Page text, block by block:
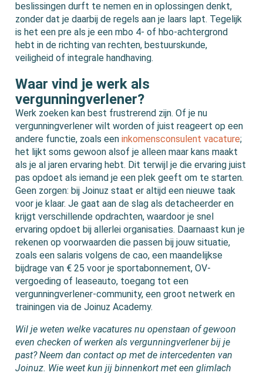
beslissingen durft te nemen en in oplossingen denkt,
zonder dat je daarbij de regels aan je laars lapt. Tegelijk
is het een pre als je een mbo 4- of hbo-achtergrond
hebt in de richting van rechten, bestuurskunde,
veiligheid of integrale handhaving.
Waar vind je werk als
vergunningverlener?
Werk zoeken kan best frustrerend zijn. Of je nu
vergunningverlener wilt worden of juist reageert op een
andere functie, zoals eeninkomensconsulent vacature;
het lijkt soms gewoon alsof je alleen maar kans maakt
als je al jaren ervaring hebt. Dit terwijl je die ervaring juist
pas opdoet als iemand je een plek geeft om te starten.
Geen zorgen: bij Joinuz staat er altijd een nieuwe taak
voor je klaar. Je gaat aan de slag als detacheerder en
krijgt verschillende opdrachten, waardoor je snel
ervaring opdoet bij allerlei organisaties. Daarnaast kun je
rekenen op voorwaarden die passen bij jouw situatie,
zoals een salaris volgens de cao, een maandelijkse
bijdrage van € 25 voor je sportabonnement, OV-
vergoeding of leaseauto, toegang tot een
vergunningverlener-community, een groot netwerk en
trainingen via de Joinuz Academy.
Wil je weten welke vacatures nu openstaan of gewoon
even checken of werken als vergunningverlener bij je
past? Neem dan contact op met de intercedenten van
Joinuz. Wie weet kun jij binnenkort met een glimlach